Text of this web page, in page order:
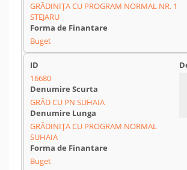
GRĂDINIȚA CU PROGRAM NORMAL NR. 1
STEJARU
Buget
16680
GRĂD CU PN SUHAIA
GRĂDINIȚA CU PROGRAM NORMAL
SUHAIA
Buget